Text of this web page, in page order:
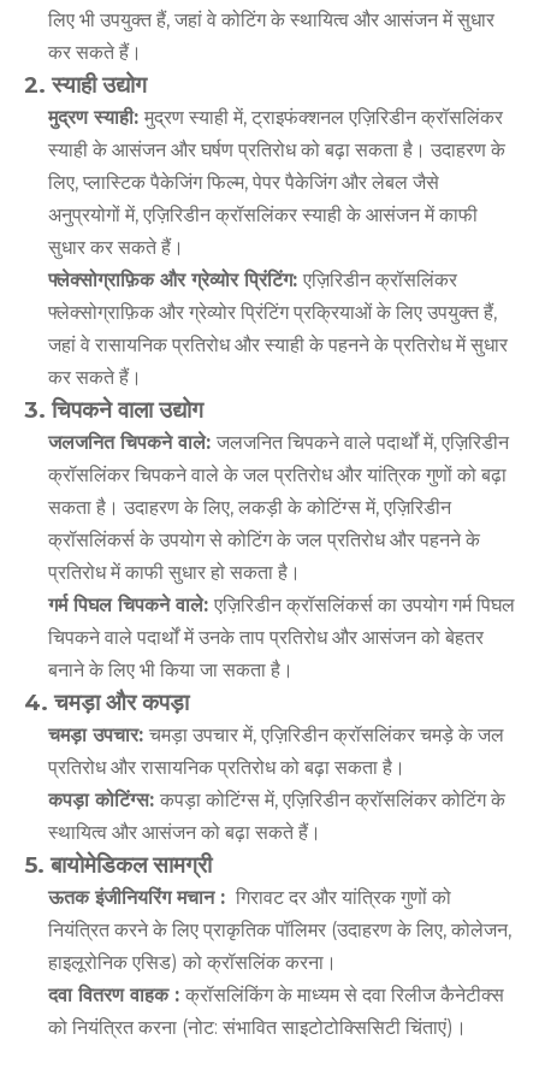
लिए भी उपयुक्त हैं, जहां वे कोटिंग के स्थायित्व और आसंजन में सुधार
कर सकते हैं।
2. स्याही उद्योग
मुद्रण स्याही: मुद्रण स्याही में, ट्राइफंक्शनल एज़िरिडीन क्रॉसलिंकर
स्याही के आसंजन और घर्षण प्रतिरोध को बढ़ा सकता है। उदाहरण के
लिए, प्लास्टिक पैकेजिंग फिल्म, पेपर पैकेजिंग और लेबल जैसे
अनुप्रयोगों में, एज़िरिडीन क्रॉसलिंकर स्याही के आसंजन में काफी
सुधार कर सकते हैं।
फ्लेक्सोग्राफ़िक और ग्रेव्योर प्रिंटिंग: एज़िरिडीन क्रॉसलिंकर
फ्लेक्सोग्राफ़िक और ग्रेव्योर प्रिंटिंग प्रक्रियाओं के लिए उपयुक्त हैं,
जहां वे रासायनिक प्रतिरोध और स्याही के पहनने के प्रतिरोध में सुधार
कर सकते हैं।
3. चिपकने वाला उद्योग
जलजनित चिपकने वाले: जलजनित चिपकने वाले पदार्थों में, एज़िरिडीन
क्रॉसलिंकर चिपकने वाले के जल प्रतिरोध और यांत्रिक गुणों को बढ़ा
सकता है। उदाहरण के लिए, लकड़ी के कोटिंग्स में, एज़िरिडीन
क्रॉसलिंकर्स के उपयोग से कोटिंग के जल प्रतिरोध और पहनने के
प्रतिरोध में काफी सुधार हो सकता है।
गर्म पिघल चिपकने वाले: एज़िरिडीन क्रॉसलिंकर्स का उपयोग गर्म पिघल
चिपकने वाले पदार्थों में उनके ताप प्रतिरोध और आसंजन को बेहतर
बनाने के लिए भी किया जा सकता है।
4.चमड़ा और कपड़ा
चमड़ा उपचार: चमड़ा उपचार में, एज़िरिडीन क्रॉसलिंकर चमड़े के जल
प्रतिरोध और रासायनिक प्रतिरोध को बढ़ा सकता है।
कपड़ा कोटिंग्स: कपड़ा कोटिंग्स में, एज़िरिडीन क्रॉसलिंकर कोटिंग के
स्थायित्व और आसंजन को बढ़ा सकते हैं।
5. बायोमेडिकल सामग्री
ऊतक इंजीनियरिंग मचान : गिरावट दर और यांत्रिक गुणों को
नियंत्रित करने के लिए प्राकृतिक पॉलिमर (उदाहरण के लिए, कोलेजन,
हाइलूरोनिक एसिड) को क्रॉसलिंक करना।
दवा वितरण वाहक : क्रॉसलिंकिंग के माध्यम से दवा रिलीज कैनेटीक्स
को नियंत्रित करना (नोट: संभावित साइटोटोक्सिसिटी चिंताएं)।